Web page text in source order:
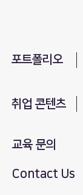
포트폴리오
취업 콘텐츠
교육 문의
Contact Us